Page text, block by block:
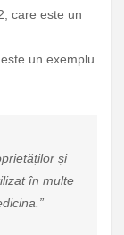
care este un
un exemplu
și
în multe